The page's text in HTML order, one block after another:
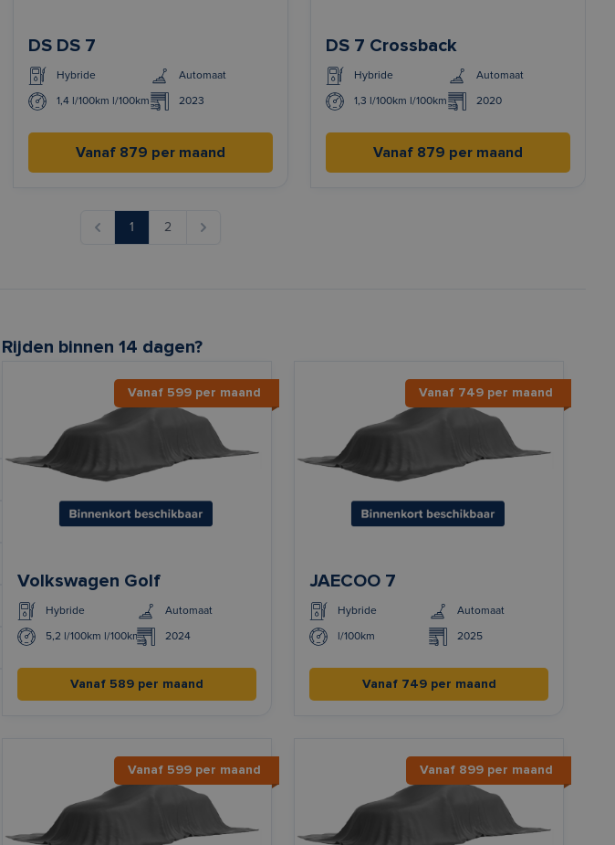
DS DS 7
Hybride Automaat
1,4 l/100km l/100km 2023
Vanaf 879 per maand
DS 7 Crossback
Hybride Automaat
1,3 l/100km l/100km 2020
Vanaf 879 per maand
1 2
Rijden binnen 14 dagen?
Vanaf 599 per maand
Volkswagen Golf
Hybride Automaat
5,2 l/100km l/100km 2024
Vanaf 589 per maand
Vanaf 749 per maand
JAECOO 7
Hybride Automaat
l/100km 2025
Vanaf 749 per maand
Vanaf 599 per maand Vanaf 899 per maand